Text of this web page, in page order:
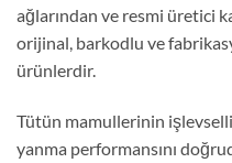
ağlarından ve resmi üretici
orijinal, barkodlu ve
ürünlerdir.
Tütün mamullerinin
yanma performansını